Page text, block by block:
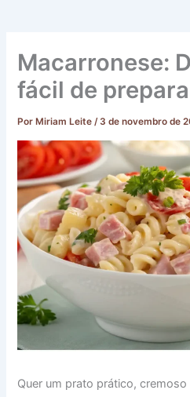
Macarronese:
fácil de
Por Miriam Leite/ 3 de novembro de
Quer um prato prático,